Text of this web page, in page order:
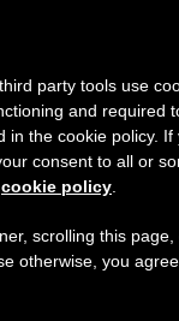
روما:
فريسي
party tools use
and required
in the cookie policy.
consent to all or
cookie policy
scrolling this
otherwise, you